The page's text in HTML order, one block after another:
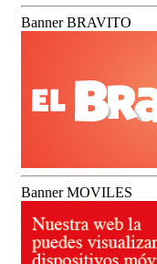
Banner BRAVITO
Banner MOVILES